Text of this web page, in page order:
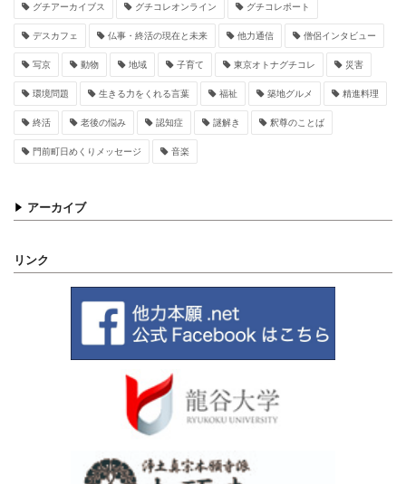
グチアーカイブス グチコレオンライン グチコレポート
デスカフェ 仏事・終活の現在と未来 他力通信 僧侶インタビュー
写京 動物 地域 子育て 東京オトナグチコレ 災害
環境問題 生きる力をくれる言葉 福祉 築地グルメ 精進料理
終活 老後の悩み 認知症 謎解き 釈尊のことば
門前町日めくりメッセージ 音楽
アーカイブ
リンク